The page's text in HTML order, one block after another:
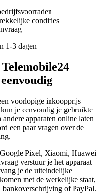
condities
1-3 dagen
voorlopige inkoopprijs
je eenvoudig je gebruikte
andere apparaten online laten
een paar vragen over de
Pixel, Xiaomi, Huawei
verstuur je het apparaat
je de uiteindelijke
met de werkelijke staat,
of PayPal.